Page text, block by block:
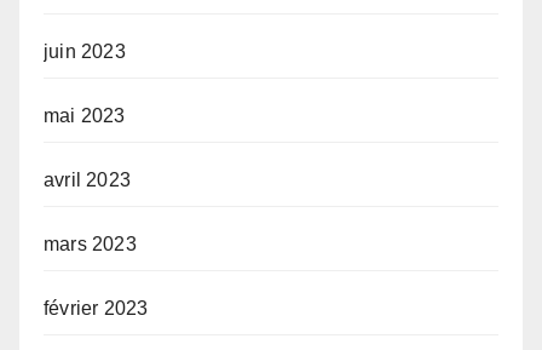
juin 2023
mai 2023
avril 2023
mars 2023
février 2023